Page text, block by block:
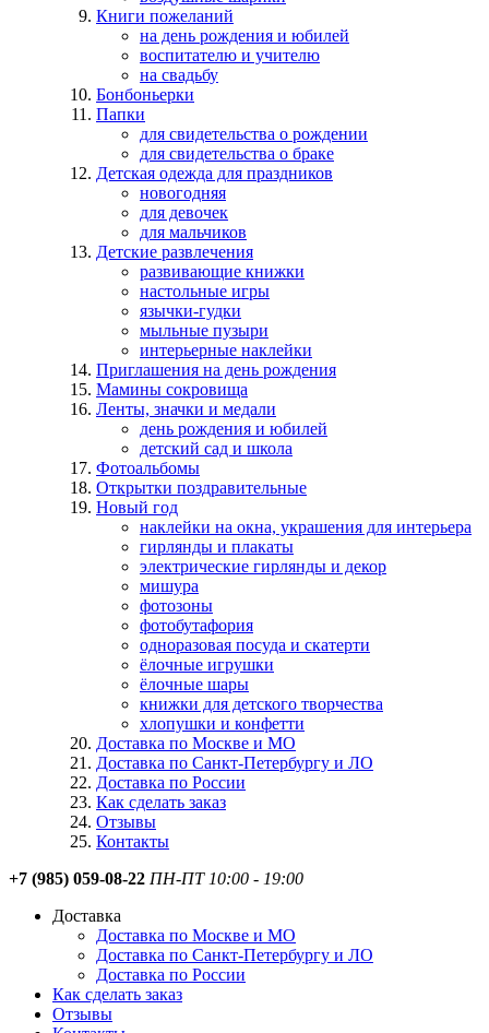
Книги пожеланий
на день рождения и юбилей
воспитателю и учителю
на свадьбу
Бонбоньерки
Папки
для свидетельства о рождении
для свидетельства о браке
Детская одежда для праздников
новогодняя
для девочек
для мальчиков
Детские развлечения
развивающие книжки
настольные игры
язычки-гудки
мыльные пузыри
интерьерные наклейки
Приглашения на день рождения
Мамины сокровища
Ленты, значки и медали
день рождения и юбилей
детский сад и школа
Фотоальбомы
Открытки поздравительные
Новый год
наклейки на окна, украшения для интерьера
гирлянды и плакаты
электрические гирлянды и декор
мишура
фотозоны
фотобутафория
одноразовая посуда и скатерти
ёлочные игрушки
ёлочные шары
книжки для детского творчества
хлопушки и конфетти
Доставка по Москве и МО
Доставка по Санкт-Петербургу и ЛО
Доставка по России
Как сделать заказ
Отзывы
Контакты
+7 (985) 059-08-22 ПН-ПТ 10:00 - 19:00
Доставка
Доставка по Москве и МО
Доставка по Санкт-Петербургу и ЛО
Доставка по России
Как сделать заказ
Отзывы